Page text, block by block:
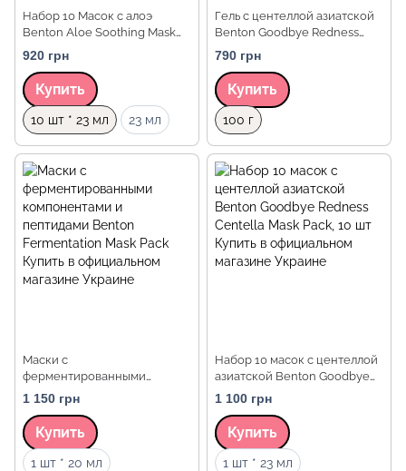
Набор 10 Масок с алоэ
Benton Aloe Soothing Mask
Pack, 23 мл * 10 шт
920 грн
Купить
Объем
10 шт * 23 мл 23 мл
Гель с центеллой азиатской
Benton Goodbye Redness
Centella Gel, 100 г
790 грн
Купить
Объем
100 г
Маски с
ферментированными
компонентами и пептидами
Benton Fermentation Mask
Pack
1 150 грн
Купить
Объем
1 шт * 20 мл
Набор 10 масок с центеллой
азиатской Benton Goodbye
Redness Centella Mask Pack,
1 100 грн
Купить
Объем
1 шт * 23 мл